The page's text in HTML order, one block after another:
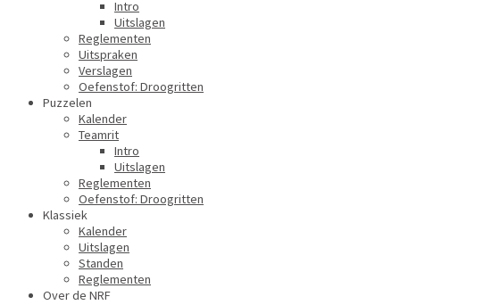
Intro
Uitslagen
Reglementen
Uitspraken
Verslagen
Oefenstof: Droogritten
Puzzelen
Kalender
Teamrit
Intro
Uitslagen
Reglementen
Oefenstof: Droogritten
Klassiek
Kalender
Uitslagen
Standen
Reglementen
Over de NRF